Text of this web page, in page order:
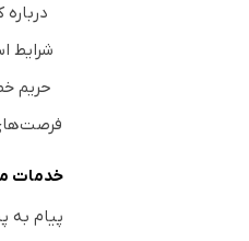
درباره
شرایط
حریم
خدمات
پیام به